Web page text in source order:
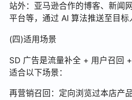
站外：亚马逊合作的博客、新闻
平台等，通过 AI 算法推送至目标
(四)适用场景
SD 广告是流量补全 + 用户召回 +
适合以下场景：
再营销召回：定向浏览过本店产